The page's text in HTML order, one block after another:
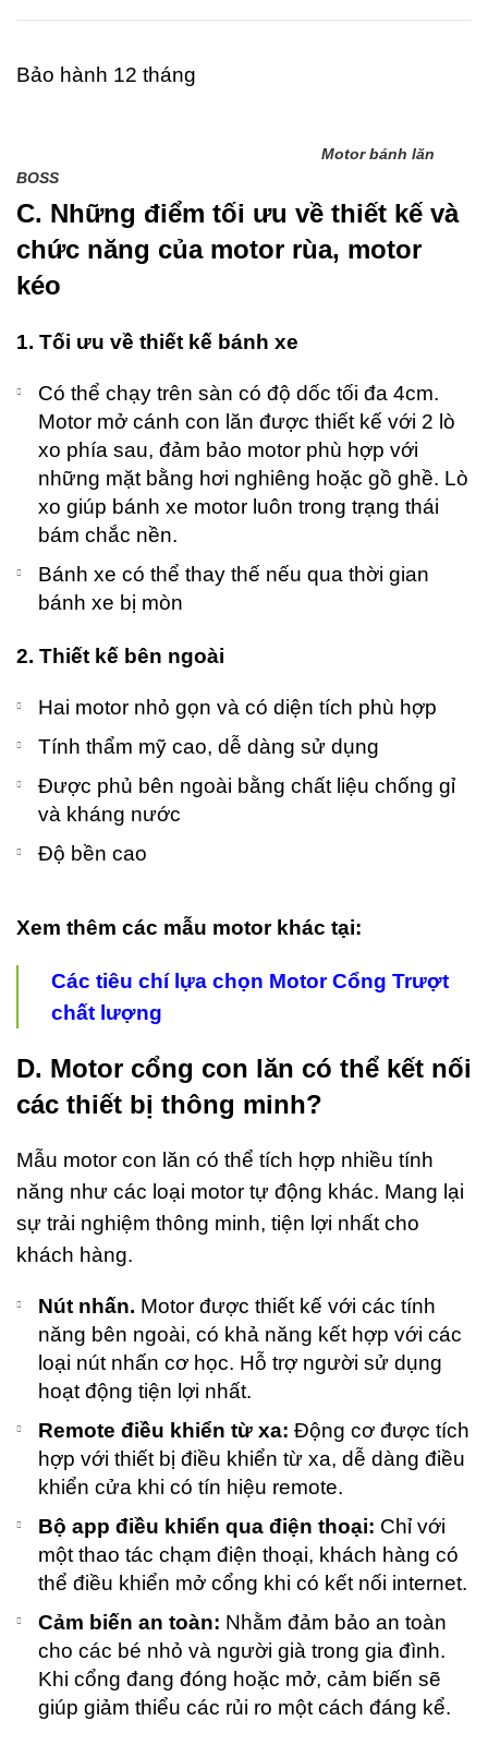
Bảo hành 12 tháng
Motor bánh lăn
BOSS
C. Những điểm tối ưu về thiết kế và
chức năng của motor rùa, motor
kéo
1. Tối ưu về thiết kế bánh xe
Có thể chạy trên sàn có độ dốc tối đa 4cm.
Motor mở cánh con lăn được thiết kế với 2 lò
xo phía sau, đảm bảo motor phù hợp với
những mặt bằng hơi nghiêng hoặc gồ ghề. Lò
xo giúp bánh xe motor luôn trong trạng thái
bám chắc nền.
Bánh xe có thể thay thế nếu qua thời gian
bánh xe bị mòn
2. Thiết kế bên ngoài
Hai motor nhỏ gọn và có diện tích phù hợp
Tính thẩm mỹ cao, dễ dàng sử dụng
Được phủ bên ngoài bằng chất liệu chống gỉ
và kháng nước
Độ bền cao
Xem thêm các mẫu motor khác tại:
Các tiêu chí lựa chọn Motor Cổng Trượt
chất lượng
D. Motor cổng con lăn có thể kết nối
các thiết bị thông minh?
Mẫu motor con lăn có thể tích hợp nhiều tính
năng như các loại motor tự động khác. Mang lại
sự trải nghiệm thông minh, tiện lợi nhất cho
khách hàng.
Nút nhấn. Motor được thiết kế với các tính
năng bên ngoài, có khả năng kết hợp với các
loại nút nhấn cơ học. Hỗ trợ người sử dụng
hoạt động tiện lợi nhất.
Remote điều khiển từ xa: Động cơ được tích
hợp với thiết bị điều khiển từ xa, dễ dàng điều
khiển cửa khi có tín hiệu remote.
Bộ app điều khiển qua điện thoại: Chỉ với
một thao tác chạm điện thoại, khách hàng có
thể điều khiển mở cổng khi có kết nối internet.
Cảm biến an toàn: Nhằm đảm bảo an toàn
cho các bé nhỏ và người già trong gia đình.
Khi cổng đang đóng hoặc mở, cảm biến sẽ
giúp giảm thiểu các rủi ro một cách đáng kể.